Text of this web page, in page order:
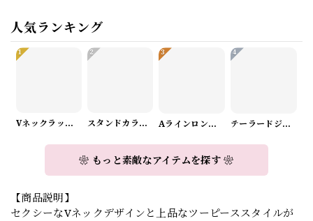
人気ランキング
1
Vネックラップデザインニット（3color） A1008
2
スタンドカラーロングスリーブリボンブラウス（3color） A1126
3
Aラインロングワンピース（2color） A0908
4
テーラードジャケット＆ワイドパンツスーツwithスカーフ A0987
❀ もっと素敵なアイテムを探す ❀
【商品説明】
セクシーなVネックデザインと上品なツーピーススタイルが